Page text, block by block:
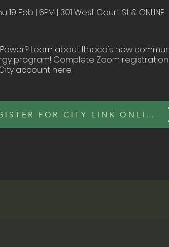
19 Feb | 6PM | 301 West Court St & ONLINE
Learn about Ithaca's new
program! Complete Zoom
account here:
REGISTER FOR CITY LINK ONLINE